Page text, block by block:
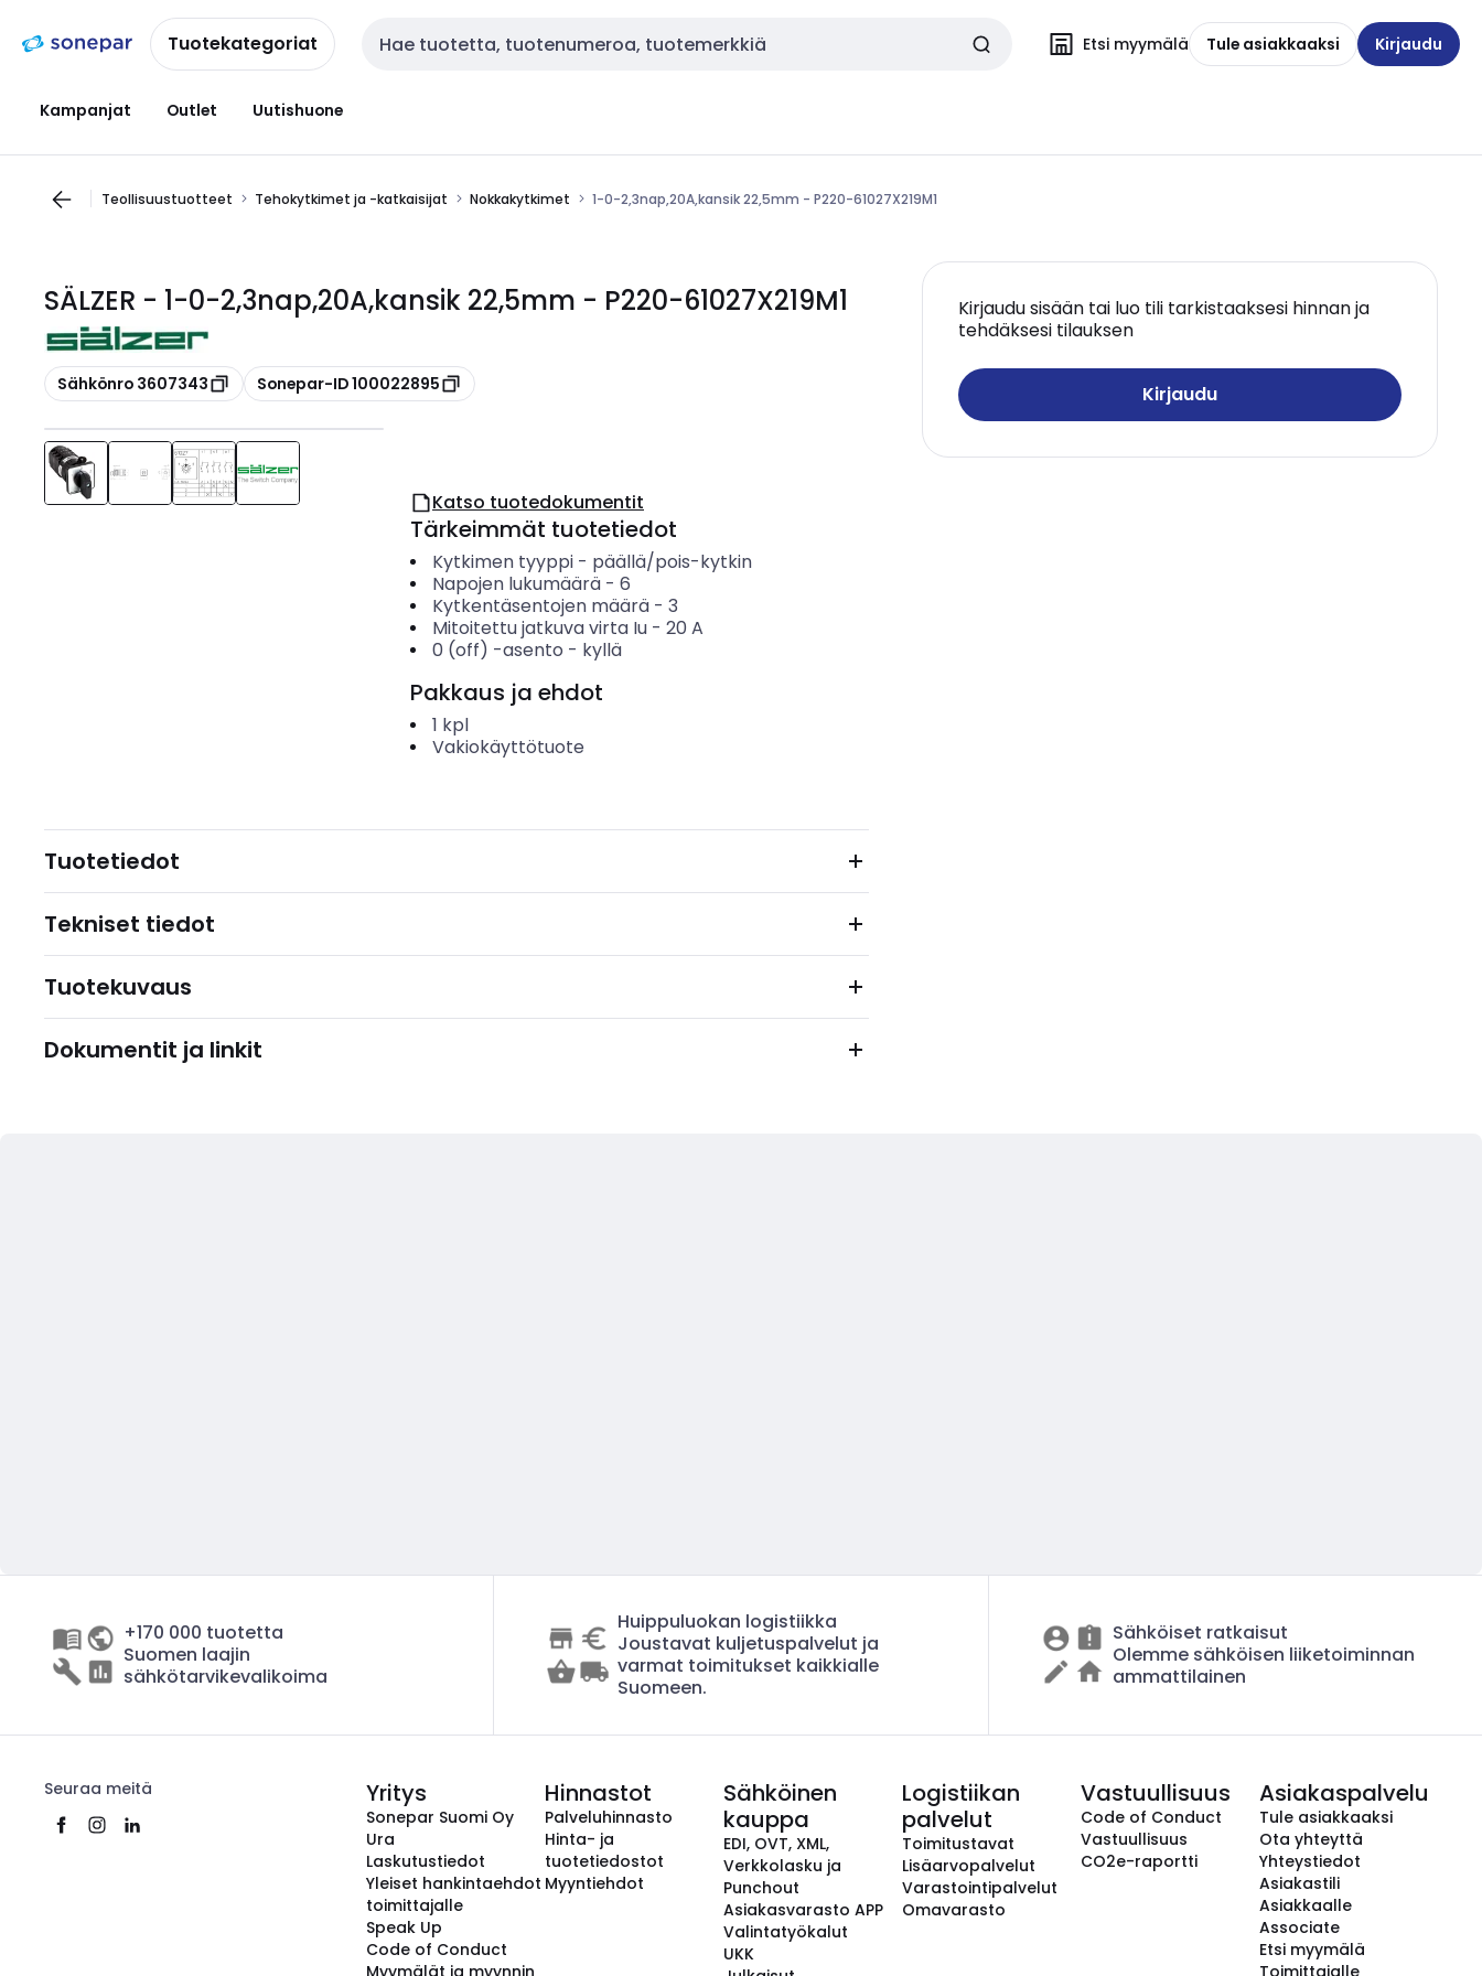
navigointiinsisältöönTuotekategoriat Haku Etsi myymälä Tule asiakkaaksi Kirjaudu
Kampanjat Outlet Uutishuone
Teollisuustuotteet Tehokytkimet ja -katkaisijat Nokkakytkimet 1-0-2,3nap,20A,kansik 22,5mm - P220-61027X219M1
SÄLZER - 1-0-2,3nap,20A,kansik 22,5mm - P220-61027X219M1
Kopioi
Sähkönro 3607343 Kopioi
Sonepar-ID 100022895
Kirjaudu sisään tai luo tili tarkistaaksesi hinnan ja
tehdäksesi tilauksen
Kirjaudu
Katso tuotedokumentit
Tärkeimmät tuotetiedot
Kytkimen tyyppi- päällä/pois-kytkin
Napojen lukumäärä- 6
Kytkentäsentojen määrä- 3
Mitoitettu jatkuva virta Iu- 20 A
0 (off) -asento - kyllä
Pakkaus ja ehdot
1 kpl
Vakiokäyttötuote
Tuotetiedot
Tekniset tiedot
Tuotekuvaus
Dokumentit ja linkit
+170 000 tuotetta
Suomen laajin
sähkötarvikevalikoima
Huippuluokan logistiikka
Joustavat kuljetuspalvelut ja
varmat toimitukset kaikkialle
Suomeen.
Sähköiset ratkaisut
Olemme sähköisen liiketoiminnan
ammattilainen
Seuraa meitä Yritys
Sonepar Suomi Oy
Ura
Laskutustiedot
Yleiset hankintaehdot
toimittajalle
Speak Up
Code of Conduct
Myymälät ja myynnin
Hinnastot
Palveluhinnasto
Hinta- ja
tuotetiedostot
Myyntiehdot
Sähköinen
kauppa
EDI, OVT, XML,
Verkkolasku ja
Punchout
Asiakasvarasto APP
Valintatyökalut
UKK
Logistiikan
palvelut
Toimitustavat
Lisäarvopalvelut
Varastointipalvelut
Omavarasto
Vastuullisuus
Code of Conduct
Vastuullisuus
CO2e-raportti
Asiakaspalvelu
Tule asiakkaaksi
Ota yhteyttä
Yhteystiedot
Asiakastili
Asiakkaalle
Associate
Etsi myymälä
Toimittajalle